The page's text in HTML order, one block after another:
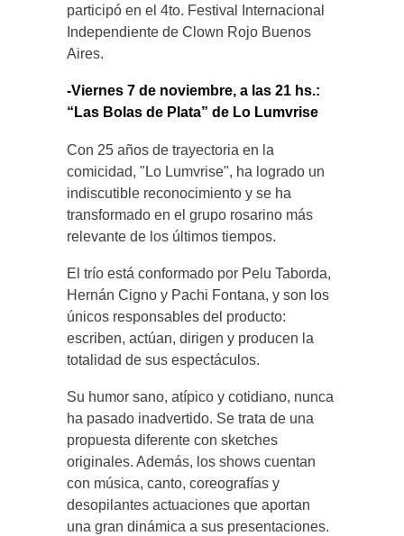
participó en el 4to. Festival Internacional
Independiente de Clown Rojo Buenos
Aires.
-Viernes 7 de noviembre, a las 21 hs.:
“Las Bolas de Plata” de Lo Lumvrise
Con 25 años de trayectoria en la
comicidad, "Lo Lumvrise", ha logrado un
indiscutible reconocimiento y se ha
transformado en el grupo rosarino más
relevante de los últimos tiempos.
El trío está conformado por Pelu Taborda,
Hernán Cigno y Pachi Fontana, y son los
únicos responsables del producto:
escriben, actúan, dirigen y producen la
totalidad de sus espectáculos.
Su humor sano, atípico y cotidiano, nunca
ha pasado inadvertido. Se trata de una
propuesta diferente con sketches
originales. Además, los shows cuentan
con música, canto, coreografías y
desopilantes actuaciones que aportan
una gran dinámica a sus presentaciones.